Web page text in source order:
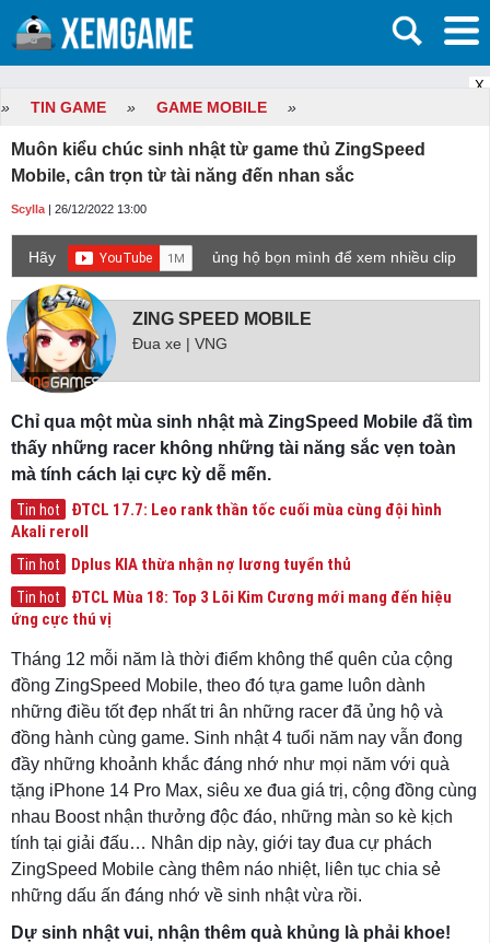
X
» TIN GAME » GAME MOBILE »
Muôn kiểu chúc sinh nhật từ game thủ ZingSpeed
Mobile, cân trọn từ tài năng đến nhan sắc
Scylla | 26/12/2022 13:00
Hãy
ủng hộ bọn mình để xem nhiều clip
game mới hơn nhé!
ZING SPEED MOBILE
Đua xe | VNG
Chỉ qua một mùa sinh nhật mà ZingSpeed Mobile đã tìm
thấy những racer không những tài năng sắc vẹn toàn
mà tính cách lại cực kỳ dễ mến.
Tin hot
ĐTCL 17.7: Leo rank thần tốc cuối mùa cùng đội hình
Akali reroll
Tin hot Dplus KIA thừa nhận nợ lương tuyển thủ
Tin hot
ĐTCL Mùa 18: Top 3 Lõi Kim Cương mới mang đến hiệu
ứng cực thú vị
Tháng 12 mỗi năm là thời điểm không thể quên của cộng
đồng ZingSpeed Mobile, theo đó tựa game luôn dành
những điều tốt đẹp nhất tri ân những racer đã ủng hộ và
đồng hành cùng game. Sinh nhật 4 tuổi năm nay vẫn đong
đầy những khoảnh khắc đáng nhớ như mọi năm với quà
tặng iPhone 14 Pro Max, siêu xe đua giá trị, cộng đồng cùng
nhau Boost nhận thưởng độc đáo, những màn so kè kịch
tính tại giải đấu… Nhân dịp này, giới tay đua cự phách
ZingSpeed Mobile càng thêm náo nhiệt, liên tục chia sẻ
những dấu ấn đáng nhớ về sinh nhật vừa rồi.
Dự sinh nhật vui, nhận thêm quà khủng là phải khoe!